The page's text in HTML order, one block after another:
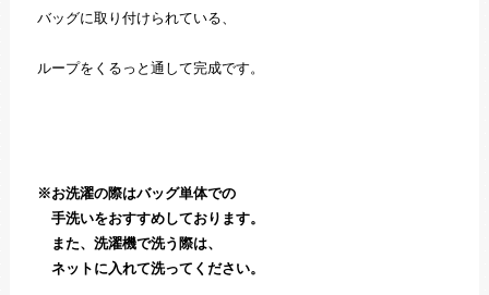
バッグに取り付けられている、
ループをくるっと通して完成です。
※お洗濯の際はバッグ単体での
手洗いをおすすめしております。
また、洗濯機で洗う際は、
ネットに入れて洗ってください。